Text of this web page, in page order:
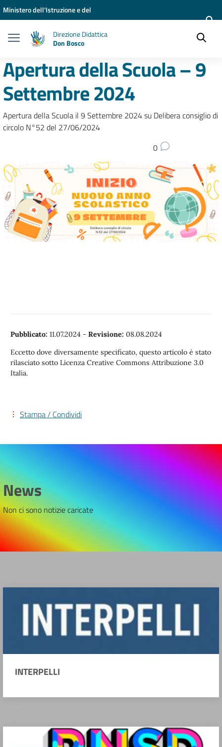
Vai ai contenuti
Vai al menu di navigazione
Vai al footer
Ministero dell'Istruzione e del
Direzione Didattica
Don Bosco
Apertura della Scuola – 9
Settembre 2024
Apertura della Scuola il 9 Settembre 2024 su Delibera consiglio di
circolo N°52 del 27/06/2024
0
Pubblicato: 11.07.2024 - Revisione: 08.08.2024
Eccetto dove diversamente specificato, questo articolo è stato
rilasciato sotto Licenza Creative Commons Attribuzione 3.0
Italia.
Stampa / Condividi
News
Non ci sono notizie caricate
INTERPELLI